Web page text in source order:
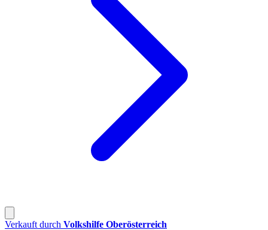
Verkauft durch Volkshilfe Oberösterreich